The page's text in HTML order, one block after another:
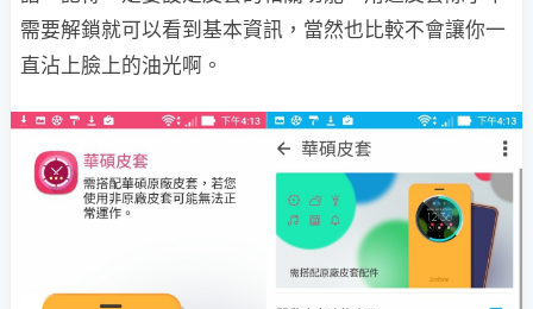
需要解鎖就可以看到基本資訊，當然也比較不會讓你一
直沾上臉上的油光啊。